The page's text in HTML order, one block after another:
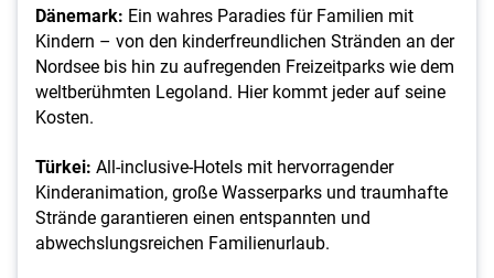
Dänemark: Ein wahres Paradies für Familien mit
Kindern – von den kinderfreundlichen Stränden an der
Nordsee bis hin zu aufregenden Freizeitparks wie dem
weltberühmten Legoland. Hier kommt jeder auf seine
Kosten.
Türkei: All-inclusive-Hotels mit hervorragender
Kinderanimation, große Wasserparks und traumhafte
Strände garantieren einen entspannten und
abwechslungsreichen Familienurlaub.